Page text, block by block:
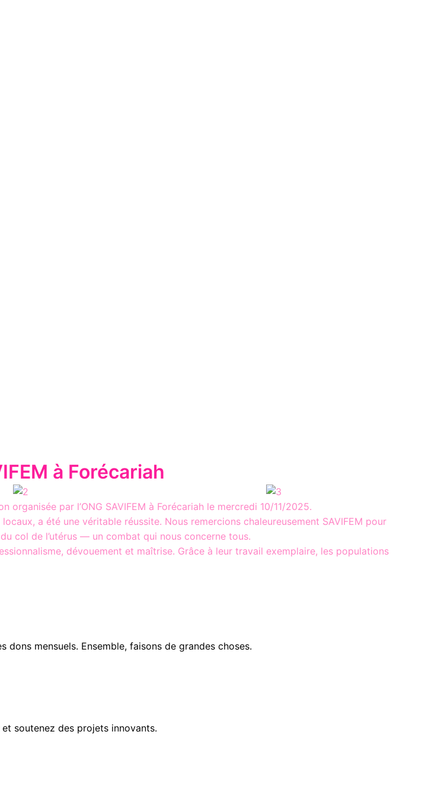
à Forécariah
par l’ONG SAVIFEM à Forécariah le mercredi 10/11/2025.
a été une véritable réussite. Nous remercions chaleureusement SAVIFEM pour
col de l’utérus — un combat qui nous concerne tous.
dévouement et maîtrise. Grâce à leur travail exemplaire, les populations
mensuels. Ensemble, faisons de grandes choses.
soutenez des projets innovants.